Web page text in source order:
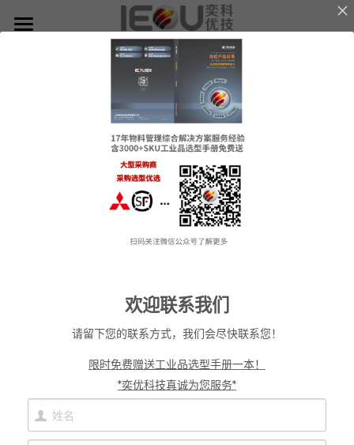
D系微仓（热销）
单元智能化
行业应用及案列
MRO工业物料智能化管理
废旧家电拆解解决方案
服务模式
创始人说
在生产制造和维护运营环节针对间接物料（MRO）库存控
制管理的艰难，例如无法实施的奖惩制度和高昂的管理成
本，到无法追溯谁在做什么，以及工作人员在浪费时间寻
×
博客分类
MRO备件辅料无人值守智能解决方案
Lean Manufacturing（精益生产和管理）
欢迎联系我们
请留下您的联系方式，我们会尽快联系您！
限时免费赠送工业品选型手册一本！
*奕优科技真诚为您服务*